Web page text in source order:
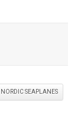
NORDIC SEAPLANES